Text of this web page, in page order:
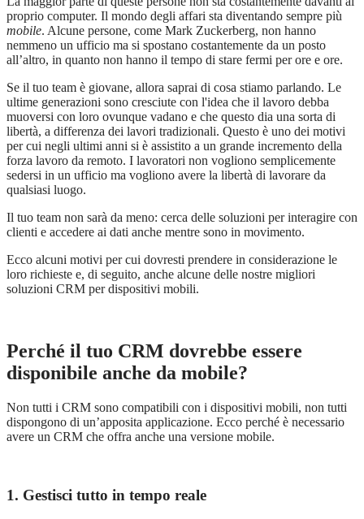
proprio computer. Il mondo degli affari sta diventando sempre più
mobile. Alcune persone, come Mark Zuckerberg, non hanno
nemmeno un ufficio ma si spostano costantemente da un posto
all’altro, in quanto non hanno il tempo di stare fermi per ore e ore.
Se il tuo team è giovane, allora saprai di cosa stiamo parlando. Le
ultime generazioni sono cresciute con l'idea che il lavoro debba
muoversi con loro ovunque vadano e che questo dia una sorta di
libertà, a differenza dei lavori tradizionali. Questo è uno dei motivi
per cui negli ultimi anni si è assistito a un grande incremento della
forza lavoro da remoto. I lavoratori non vogliono semplicemente
sedersi in un ufficio ma vogliono avere la libertà di lavorare da
qualsiasi luogo.
Il tuo team non sarà da meno: cerca delle soluzioni per interagire con
clienti e accedere ai dati anche mentre sono in movimento.
Ecco alcuni motivi per cui dovresti prendere in considerazione le
loro richieste e, di seguito, anche alcune delle nostre migliori
soluzioni CRM per dispositivi mobili.
Perché il tuo CRM dovrebbe essere
disponibile anche da mobile?
Non tutti i CRM sono compatibili con i dispositivi mobili, non tutti
dispongono di un’apposita applicazione. Ecco perché è necessario
avere un CRM che offra anche una versione mobile.
1. Gestisci tutto in tempo reale